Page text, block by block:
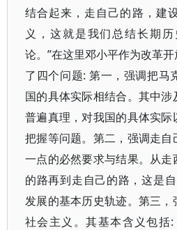
结合起来，走自己的路，建
义，这就是我们总结长期
论。”在这里邓小平作为改革
了四个问题: 第一，强调把马
国的具体实际相结合。其中
普遍真理，对我国的具体实
把握等问题。第二，强调走
一点的必然要求与结果。从走
的路再到走自己的路，这是
发展的基本历史轨迹。第三
社会主义。其基本含义包括